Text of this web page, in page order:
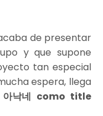
de presentar
y que supone
tan especial
espera, llega
아낙네 como title